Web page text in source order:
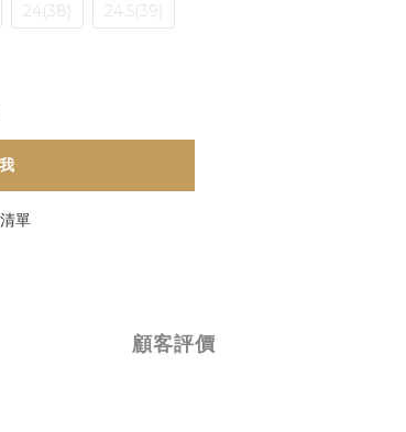
24(38) 24.5(39)
單
顧客評價